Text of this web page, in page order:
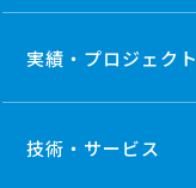
実績・プロジェクト
技術・ サービス